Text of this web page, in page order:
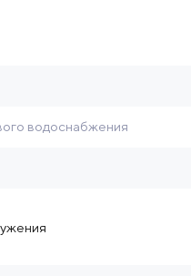
водоснабжения